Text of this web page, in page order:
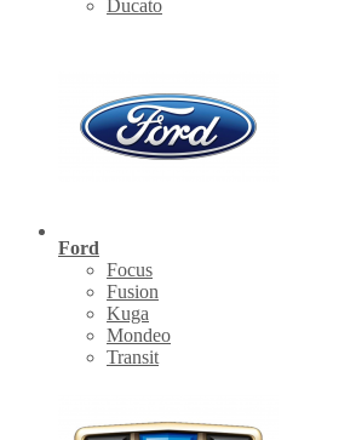
Ducato
Ford
Focus
Fusion
Kuga
Mondeo
Transit